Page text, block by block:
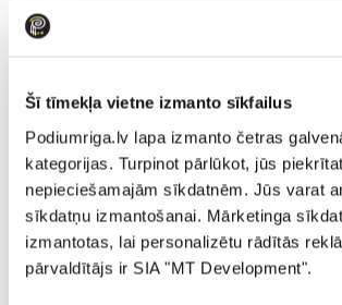
Šī tīmekļa vietne izmanto sīkfailus
Podiumriga.lv lapa izmanto četras
kategorijas. Turpinot pārlūkot, jūs piekrītat
nepieciešamajām sīkdatnēm. Jūs varat
sīkdatņu izmantošanai. Mārketinga
izmantotas, lai personalizētu rādītās
pārvaldītājs ir SIA "MT Development".